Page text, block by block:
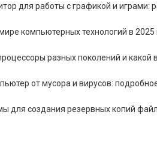
для работы с графикой и играми:
компьютерных технологий в 2025
разных поколений и какой
от мусора и вирусов:
для создания резервных копий